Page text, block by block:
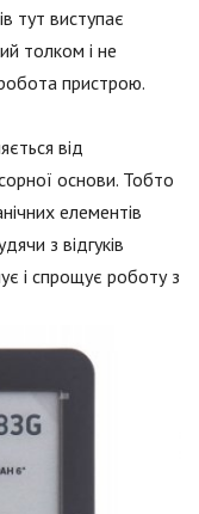
тут виступає
толком і не
пристрою.
від
основи. Тобто
елементів
з відгуків
і спрощує роботу з